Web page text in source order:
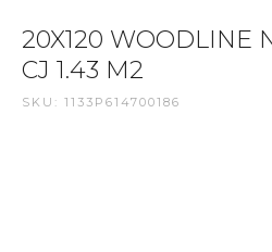
20X120 WOODLINE
CJ 1.43 M2
SKU: 1133P614700186